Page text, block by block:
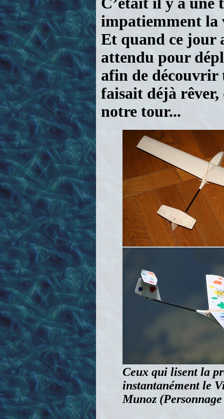
impatiemment la
Et quand ce jour
attendu pour
afin de découvrir
faisait déjà
notre tour...
Ceux qui lisent la
instantanément le
Munoz